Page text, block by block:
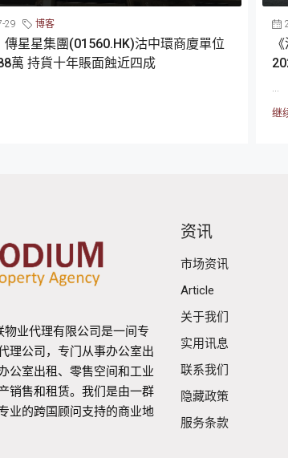
29 博客
傳星星集團(01560.HK)沽中環商廈單位
萬 持貨十年賬面蝕近四成
继
物业代理有限公司是一间专
理公司，专门从事办公室出
公室出租、零售空间和工业
销售和租赁。我们是由一群
业的跨国顾问支持的商业地
资讯
市场资讯
Article
关于我们
实用讯息
联系我们
隐藏政策
服务条款